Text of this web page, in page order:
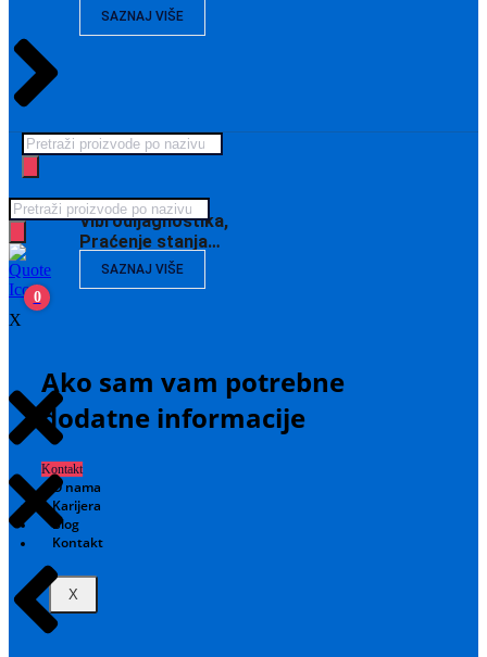
SAZNAJ VIŠE
Vibrodijagnostika,
Praćenje stanja…
SAZNAJ VIŠE
Ako sam vam potrebne
dodatne informacije
Kontakt
O nama
Karijera
Blog
Kontakt
X
Products
search
Products
search
0
X